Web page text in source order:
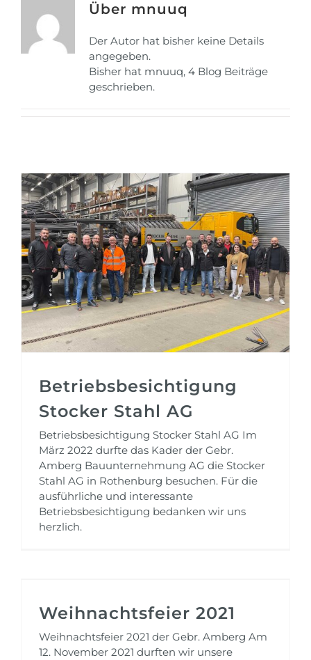
Über mnuuq
Der Autor hat bisher keine Details
angegeben.
Bisher hat mnuuq, 4 Blog Beiträge
geschrieben.
Betriebsbesichtigung
Stocker Stahl AG
Betriebsbesichtigung Stocker Stahl AG Im
März 2022 durfte das Kader der Gebr.
Amberg Bauunternehmung AG die Stocker
Stahl AG in Rothenburg besuchen. Für die
ausführliche und interessante
Betriebsbesichtigung bedanken wir uns
herzlich.
Weihnachtsfeier 2021
Weihnachtsfeier 2021 der Gebr. Amberg Am
12. November 2021 durften wir unsere